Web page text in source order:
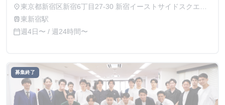
ティブ付与 （月間4件目以上から対象）
place東京都新宿区新宿6丁目27-30 新宿イーストサイドスクエア
7階
train東新宿駅
calendar_today週4日〜 / 週24時間〜
募集終了